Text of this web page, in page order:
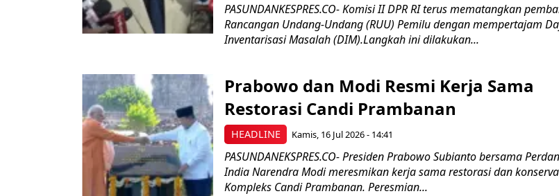
PASUNDANKESPRES.CO- Komisi II DPR RI terus mematangkan
Rancangan Undang-Undang (RUU) Pemilu dengan mempertajam
Inventarisasi Masalah (DIM).Langkah ini dilakukan...
HEADLINE
Prabowo dan Modi Resmi Kerja Sama
Restorasi Candi Prambanan
Kamis, 16 Jul 2026 - 14:41
PASUNDANEKSPRES.CO- Presiden Prabowo Subianto bersama
India Narendra Modi meresmikan kerja sama restorasi dan
Kompleks Candi Prambanan. Peresmian...